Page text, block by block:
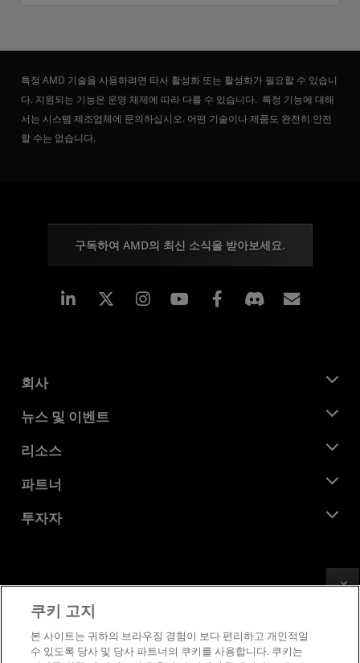
특정 AMD 기술을 사용하려면 타사 활성화 또는 활성화가 필요할 수 있습니
다. 지원되는 기능은 운영 체제에 따라 다를 수 있습니다. 특정 기능에 대해
서는 시스템 제조업체에 문의하십시오. 어떤 기술이나 제품도 완전히 안전
할 수는 없습니다.
구독하여 AMD의 최신 소식을 받아보세요.
Linkedin Instagram Facebook
회사
AMD 소개
기업의 사회적 책임
채용
문의하기
뉴스 및 이벤트
뉴스룸
미디어 라이브러리
리소스
개발자 센트럴
사례 연구
파트너
AMD 파트너 허브
투자자
이사위원회
거버넌스 문서
SEC 신고서
상표
공급망 투명성
쿠키 고지
본 사이트는 귀하의 브라우징 경험이 보다 편리하고 개인적일
수 있도록 당사 및 당사 파트너의 쿠키를 사용합니다. 쿠키는